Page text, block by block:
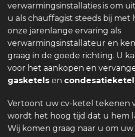
verwarmingsinstallaties is om
u als chauffagist steeds bij met
onze jarenlange ervaring als
verwarmingsinstallateur en
graag in de goede richting. U
voor het aankopen en
gasketels en
Vertoont uw cv-ketel tekenen
wordt het hoog tijd dat u hem
Wij komen graag naar u om uw